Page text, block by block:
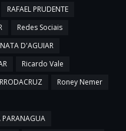
RAFAEL PRUDENTE
Redes Sociais
D'AGUIAR
Ricardo Vale
Roney Nemer
PARANAGUA